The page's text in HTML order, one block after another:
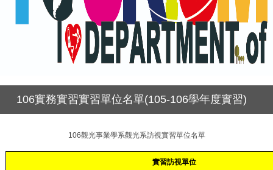
106實務實習實習單位名單(105-106學年度實習)
106觀光事業學系觀光系訪視實習單位名單
實習訪視單位